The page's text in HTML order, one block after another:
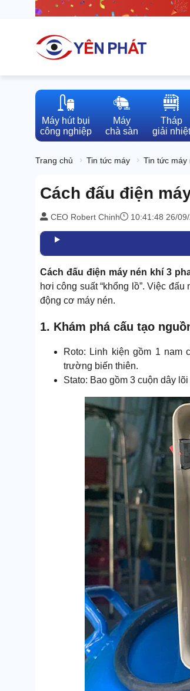
Máy hút bụi
công nghiệp
Máy
chà sàn
Tháp
giải nhiệt
Trang chủ Tin tức máy Tin tức máy
Cách đấu điện
CEO Robert Chinh 10:41:48 26/
Cách đấu điện máy nén khí 3
hơi công suất “khổng lồ”. Việc
động cơ máy nén.
1. Khám phá cấu tạo
Roto: Linh kiện gồm 1 nam
trường biến thiên.
Stato: Bao gồm 3 cuộn dây